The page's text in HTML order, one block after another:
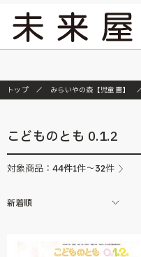
トップ みらいやの森【児童書】
こどものとも 0.1.2
対象商品： 44件1件～32件
新着順